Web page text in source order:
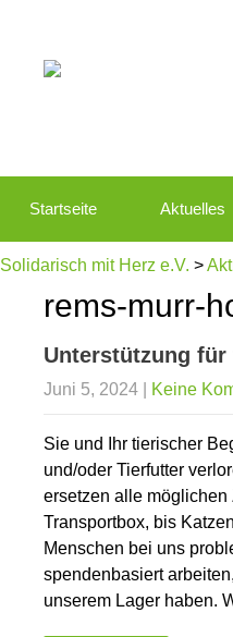
Startseite Aktuelles
Solidarisch mit Herz e.V. >
rems-murr-
Unterstützung
Juni 5, 2024 Keine
Sie und Ihr tierischer
und/oder Tierfutter
ersetzen alle möglichen
Transportbox, bis
Menschen bei uns
spendenbasiert
unserem Lager haben.